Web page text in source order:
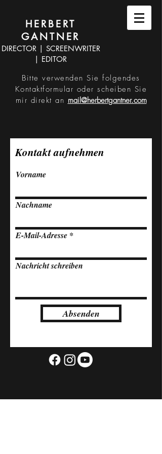
HERBERT
GANTNER
DIRECTOR | SCREENWRITER
| EDITOR
Bitte verwenden Sie folgendes
Kontaktformular oder scheiben Sie
mir direkt an mail@herbertgantner.com
Kontakt aufnehmen
Vorname
Nachname
E-Mail-Adresse
Nachricht schreiben
Absenden